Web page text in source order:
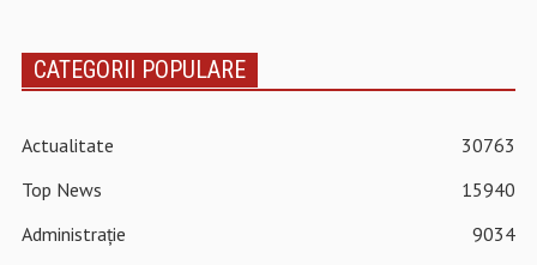
CATEGORII POPULARE
Actualitate
30763
Top News
15940
Administrație
9034